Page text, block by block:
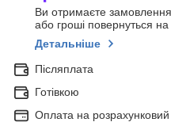
Ви отримаєте замовлення
або гроші повернуться
Детальніше
Післяплата
Готівкою
Оплата на